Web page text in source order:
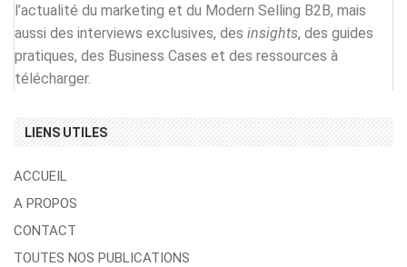
l’actualité du marketing et du Modern Selling B2B, mais
aussi des interviews exclusives, des insights, des guides
pratiques, des Business Cases et des ressources à
télécharger.
LIENS UTILES
ACCUEIL
A PROPOS
CONTACT
TOUTES NOS PUBLICATIONS